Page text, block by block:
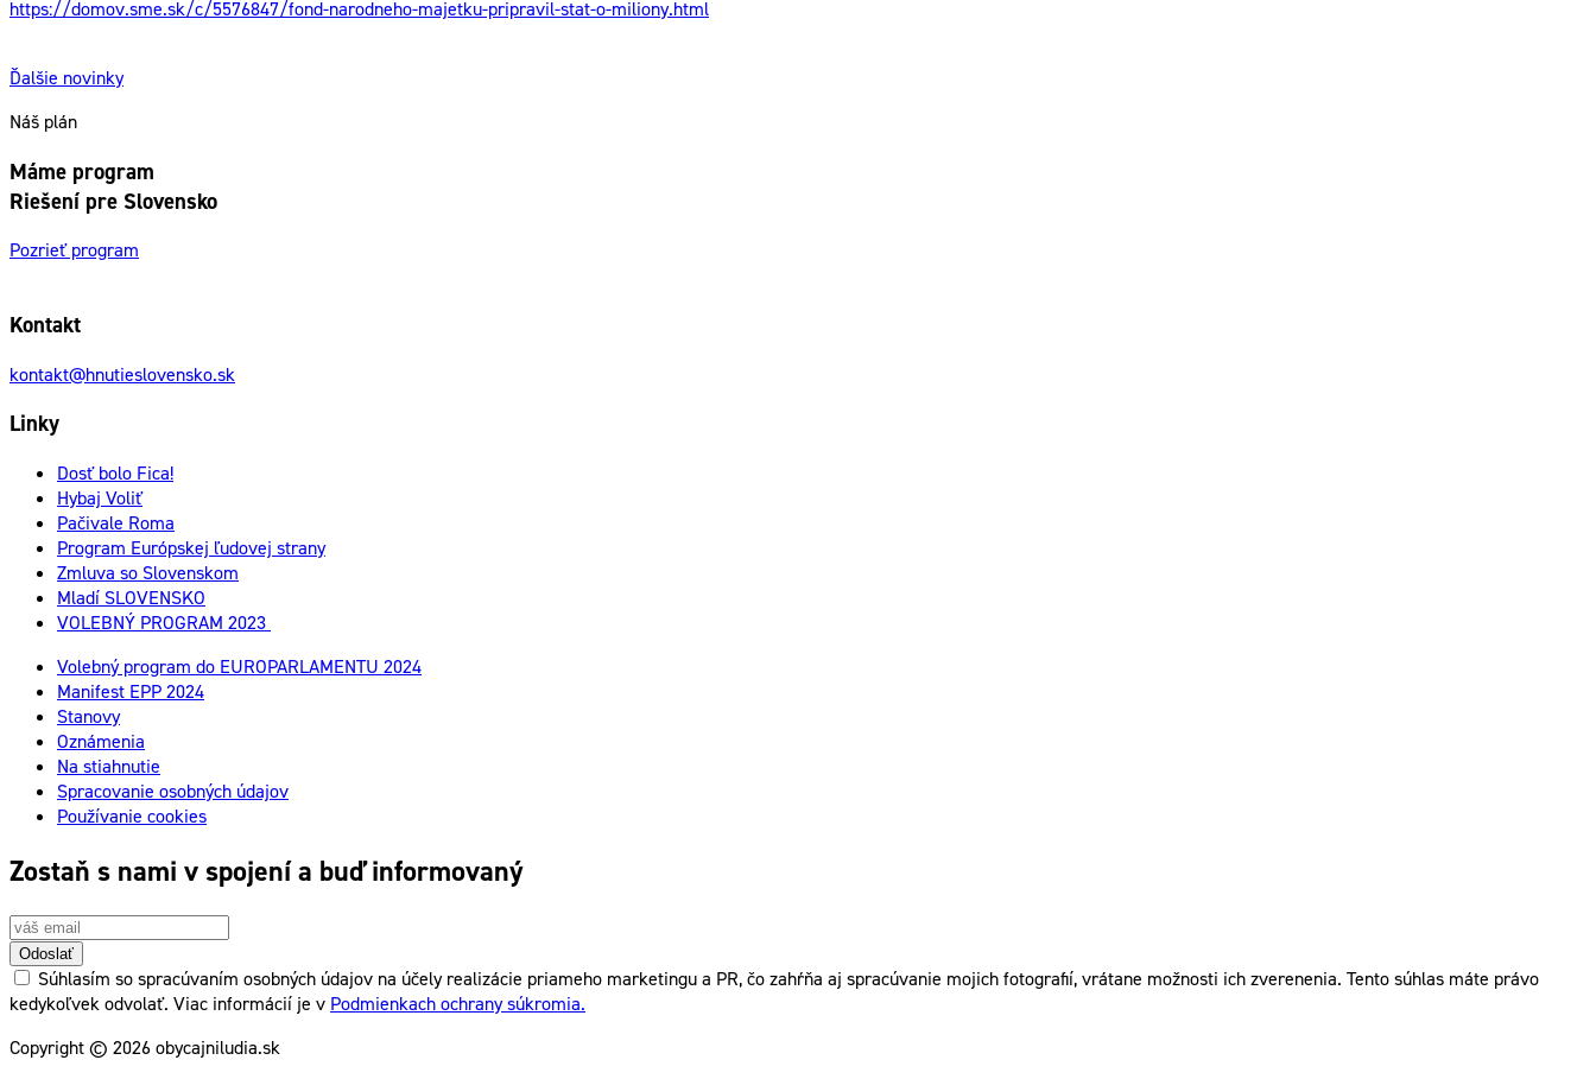
https://domov.sme.sk/c/5576847/fond-narodneho-majetku-pripravil-stat-o-miliony.html
Ďalšie novinky
Náš plán
Máme program
Riešení pre Slovensko
Pozrieť program
Kontakt
kontakt@hnutieslovensko.sk
Linky
Dosť bolo Fica!
Hybaj Voliť
Pačivale Roma
Program Európskej ľudovej strany
Zmluva so Slovenskom
Mladí SLOVENSKO
VOLEBNÝ PROGRAM 2023
Volebný program do EUROPARLAMENTU 2024
Manifest EPP 2024
Stanovy
Oznámenia
Na stiahnutie
Spracovanie osobných údajov
Používanie cookies
Zostaň s nami v spojení a buď informovaný
Odoslať
Súhlasím so spracúvaním osobných údajov na účely realizácie priameho marketingu a PR, čo zahŕňa aj spracúvanie mojich fotografií, vrátane možnosti ich zverenenia. Tento súhlas máte právo
kedykoľvek odvolať. Viac informácií je v Podmienkach ochrany súkromia.
Copyright © 2026 obycajniludia.sk